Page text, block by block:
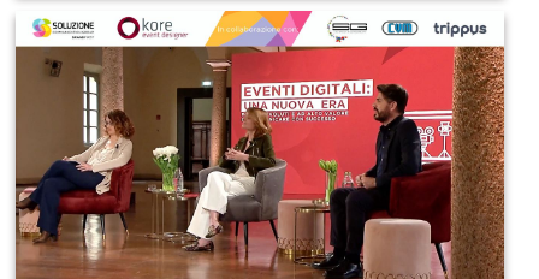
IMAGE 2021-03-19 08:38:43